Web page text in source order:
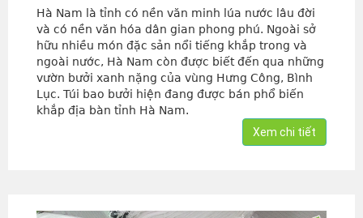
Hà Nam là tỉnh có nền văn minh lúa nước lâu đời
và có nền văn hóa dân gian phong phú. Ngoài sở
hữu nhiều món đặc sản nổi tiếng khắp trong và
ngoài nước, Hà Nam còn được biết đến qua những
vườn bưởi xanh nặng của vùng Hưng Công, Bình
Lục. Túi bao bưởi hiện đang được bán phổ biến
khắp địa bàn tỉnh Hà Nam.
Xem chi tiết